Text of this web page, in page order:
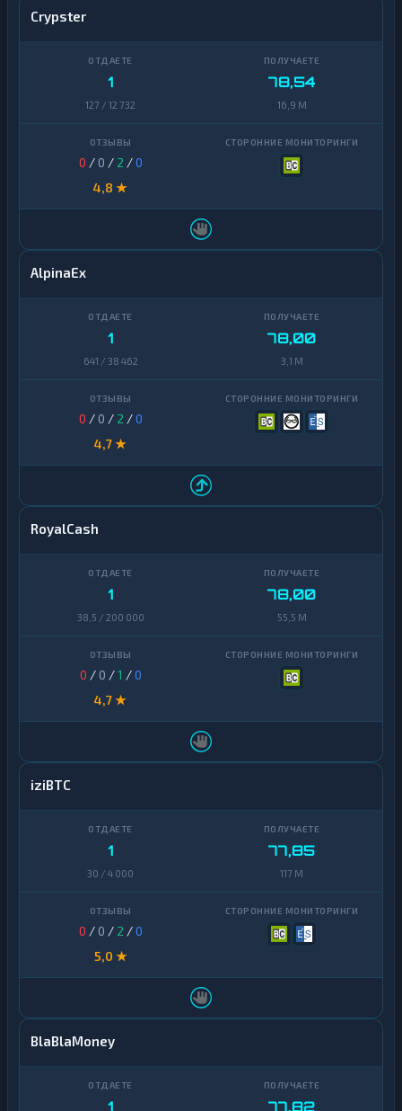
Crypster
1
127 / 12 732
78,54
16,9 M
0 / 0 / 2 /0
4,8 ★
AlpinaEx
1
641 / 38 462
78,00
3,1 M
0 / 0 / 2 /0
4,7 ★
RoyalCash
1
38,5 / 200 000
78,00
55,5 M
0 / 0 /1 /0
4,7 ★
iziBTC
1
30 / 4 000
77,85
117 M
0 / 0 / 2 /0
5,0 ★
BlaBlaMoney
1 77,82